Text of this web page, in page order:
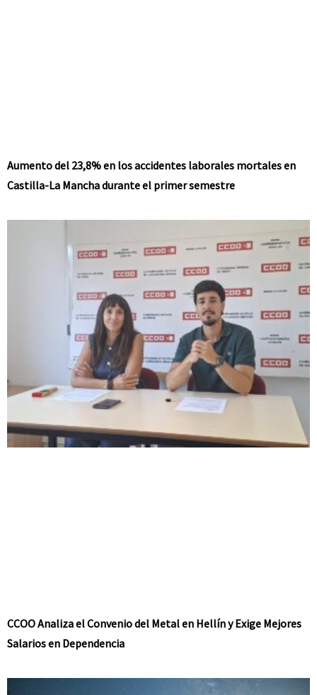
Aumento del 23,8% en los accidentes laborales mortales en
Castilla-La Mancha durante el primer semestre
CCOO Analiza el Convenio del Metal en Hellín y Exige Mejores
Salarios en Dependencia